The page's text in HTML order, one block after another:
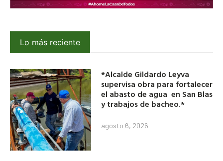
Lo más reciente
*Alcalde Gildardo Leyva
supervisa obra para fortalecer
el abasto de agua en San Blas
y trabajos de bacheo.*
agosto 6, 2026